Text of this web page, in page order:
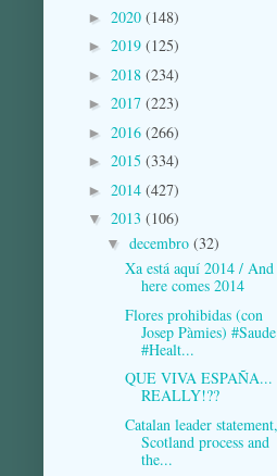
► 2020 (148)
► 2019 (125)
► 2018 (234)
► 2017 (223)
► 2016 (266)
► 2015 (334)
► 2014 (427)
▼ 2013 (106)
▼ decembro (32)
Xa está aquí 2014 / And
here comes 2014
Flores prohibidas (con
Josep Pàmies) #Saude
#Healt...
QUE VIVA ESPAÑA...
REALLY!??
Catalan leader statement,
Scotland process and
the...